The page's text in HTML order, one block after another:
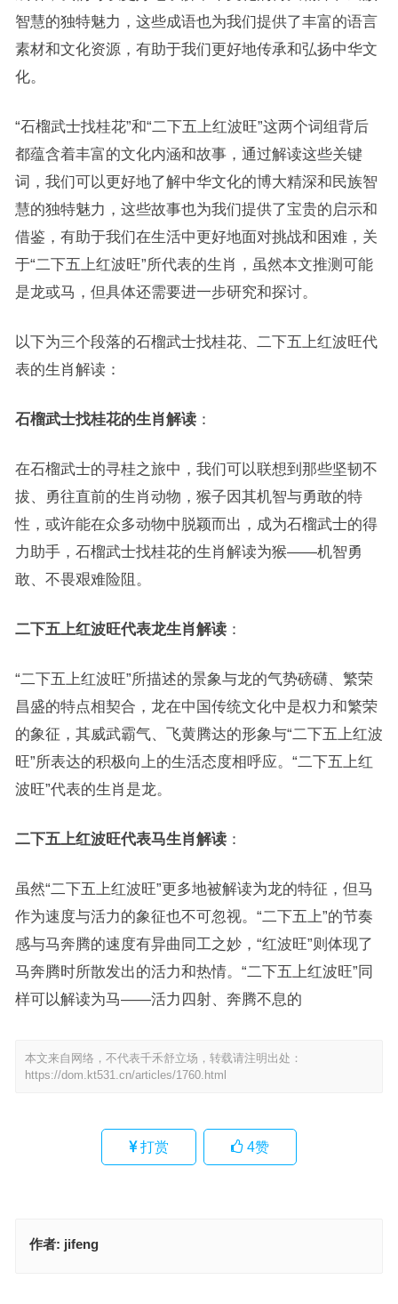
智慧的独特魅力，这些成语也为我们提供了丰富的语言
素材和文化资源，有助于我们更好地传承和弘扬中华文
化。
“石榴武士找桂花”和“二下五上红波旺”这两个词组背后
都蕴含着丰富的文化内涵和故事，通过解读这些关键
词，我们可以更好地了解中华文化的博大精深和民族智
慧的独特魅力，这些故事也为我们提供了宝贵的启示和
借鉴，有助于我们在生活中更好地面对挑战和困难，关
于“二下五上红波旺”所代表的生肖，虽然本文推测可能
是龙或马，但具体还需要进一步研究和探讨。
以下为三个段落的石榴武士找桂花、二下五上红波旺代
表的生肖解读：
石榴武士找桂花的生肖解读：
在石榴武士的寻桂之旅中，我们可以联想到那些坚韧不
拔、勇往直前的生肖动物，猴子因其机智与勇敢的特
性，或许能在众多动物中脱颖而出，成为石榴武士的得
力助手，石榴武士找桂花的生肖解读为猴——机智勇
敢、不畏艰难险阻。
二下五上红波旺代表龙生肖解读：
“二下五上红波旺”所描述的景象与龙的气势磅礴、繁荣
昌盛的特点相契合，龙在中国传统文化中是权力和繁荣
的象征，其威武霸气、飞黄腾达的形象与“二下五上红波
旺”所表达的积极向上的生活态度相呼应。“二下五上红
波旺”代表的生肖是龙。
二下五上红波旺代表马生肖解读：
虽然“二下五上红波旺”更多地被解读为龙的特征，但马
作为速度与活力的象征也不可忽视。“二下五上”的节奏
感与马奔腾的速度有异曲同工之妙，“红波旺”则体现了
马奔腾时所散发出的活力和热情。“二下五上红波旺”同
样可以解读为马——活力四射、奔腾不息的
本文来自网络，不代表千禾舒立场，转载请注明出处：
https://dom.kt531.cn/articles/1760.html
打赏 4赞
作者: jifeng